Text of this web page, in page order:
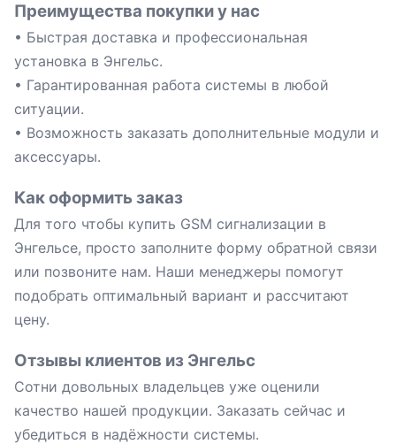
Преимущества покупки у нас
• Быстрая доставка и профессиональная
установка в Энгельс.
• Гарантированная работа системы в любой
ситуации.
• Возможность заказать дополнительные модули и
аксессуары.
Как оформить заказ
Для того чтобы купить GSM сигнализации в
Энгельсе, просто заполните форму обратной связи
или позвоните нам. Наши менеджеры помогут
подобрать оптимальный вариант и рассчитают
цену.
Отзывы клиентов из Энгельс
Сотни довольных владельцев уже оценили
качество нашей продукции. Заказать сейчас и
убедиться в надёжности системы.